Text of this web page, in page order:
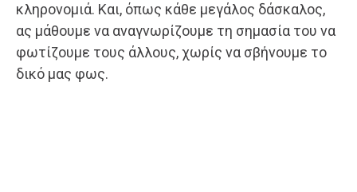
κληρονομιά. Και, όπως κάθε μεγάλος δάσκαλος,
ας μάθουμε να αναγνωρίζουμε τη σημασία του να
φωτίζουμε τους άλλους, χωρίς να σβήνουμε το
δικό μας φως.